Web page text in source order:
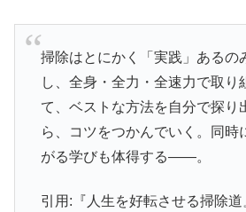
掃除はとにかく「実践」あるの
し、全身・全力・全速力で取り
て、ベストな方法を自分で探り
ら、コツをつかんでいく。同時
がる学びも体得する――。
引用:『人生を好転させる掃除